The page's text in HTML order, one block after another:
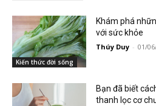
Kiến thức đời sống
Khám phá
với sức khỏe
Thúy Duy - 01/
Bạn đã biết
thanh lọc cơ